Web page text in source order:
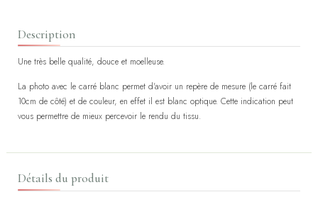
Description
Une très belle qualité, douce et moelleuse.
La photo avec le carré blanc permet d'avoir un repère de mesure (le carré fait
10cm de côté) et de couleur, en effet il est blanc optique. Cette indication peut
vous permettre de mieux percevoir le rendu du tissu.
Détails du produit